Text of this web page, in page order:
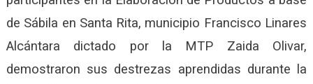
de Sábila en Santa Rita, municipio Francisco Linares
Alcántara dictado por la MTP Zaida Olivar,
demostraron sus destrezas aprendidas durante la